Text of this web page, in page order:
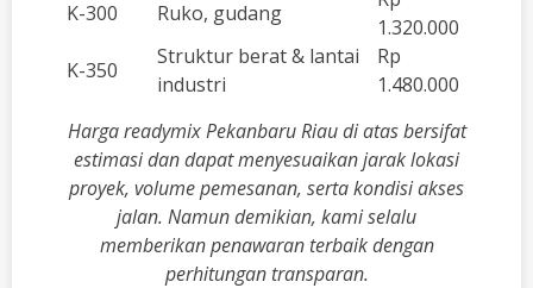
K-300
Ruko, gudang
1.320.000
K-350
Struktur berat & lantai
industri
Rp
1.480.000
Harga readymix Pekanbaru Riau di atas bersifat
estimasi dan dapat menyesuaikan jarak lokasi
proyek, volume pemesanan, serta kondisi akses
jalan. Namun demikian, kami selalu
memberikan penawaran terbaik dengan
perhitungan transparan.